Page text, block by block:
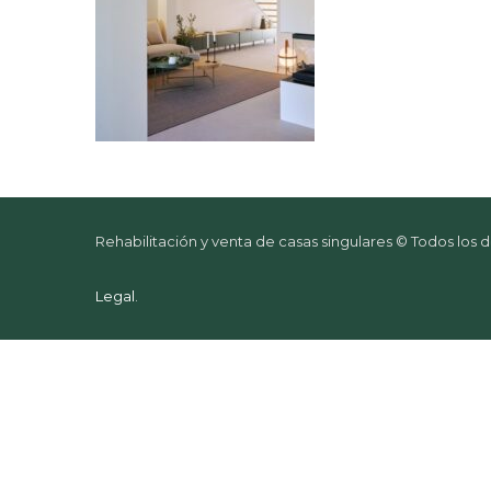
Rehabilitación y venta de casas singulares © Todos los
Legal